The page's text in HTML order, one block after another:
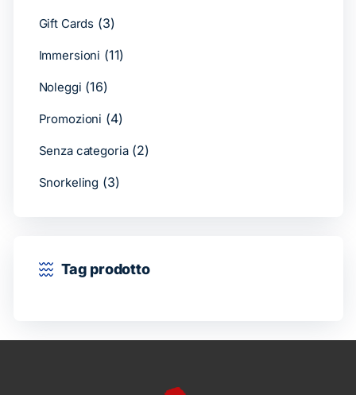
Gift Cards (3)
Immersioni (11)
Noleggi (16)
Promozioni (4)
Senza categoria (2)
Snorkeling (3)
Tag prodotto